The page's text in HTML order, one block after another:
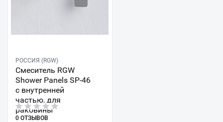
РОССИЯ (RGW)
Смеситель RGW
Shower Panels SP-46
с внутренней
частью, для
раковины
0 ОТЗЫВОВ